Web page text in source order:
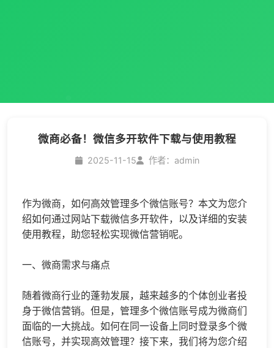
微商必备！微信多开软件下载与使用教程
2025-11-15 作者：admin
作为微商，如何高效管理多个微信账号？本文为您介
绍如何通过网站下载微信多开软件，以及详细的安装
使用教程，助您轻松实现微信营销呢。
一、微商需求与痛点
随着微商行业的蓬勃发展，越来越多的个体创业者投
身于微信营销。但是，管理多个微信账号成为微商们
面临的一大挑战。如何在同一设备上同时登录多个微
信账号，并实现高效管理？接下来，我们将为您介绍